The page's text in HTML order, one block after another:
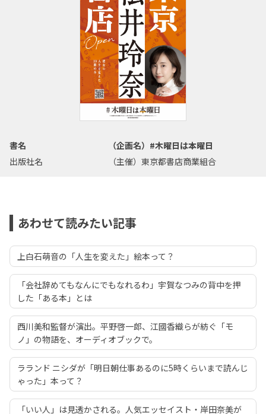
書名
（企画名）#木曜日は本曜日
出版社名
（主催）東京都書店商業組合
あわせて読みたい記事
上白石萌音の「人生を変えた」絵本って？
「会社辞めてもなんにでもなれるわ」宇賀なつみの背中を押
した「ある本」とは
西川美和監督が演出。平野啓一郎、江國香織らが紡ぐ「モ
ノ」の物語を、オーディオブックで。
ラランド ニシダが「明日朝仕事あるのに5時くらいまで読んじ
ゃった」本って？
「いい人」は見透かされる。人気エッセイスト・岸田奈美が